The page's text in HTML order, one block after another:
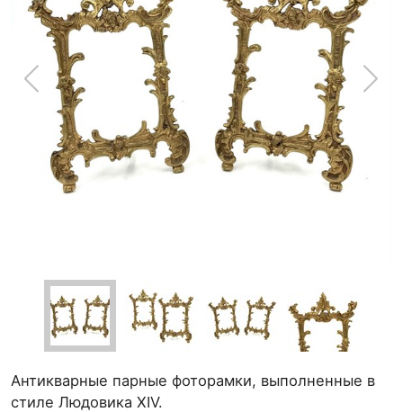
Антикварные парные фоторамки, выполненные в
стиле Людовика XIV.